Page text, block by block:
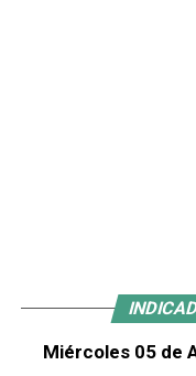
Miércoles 05 de